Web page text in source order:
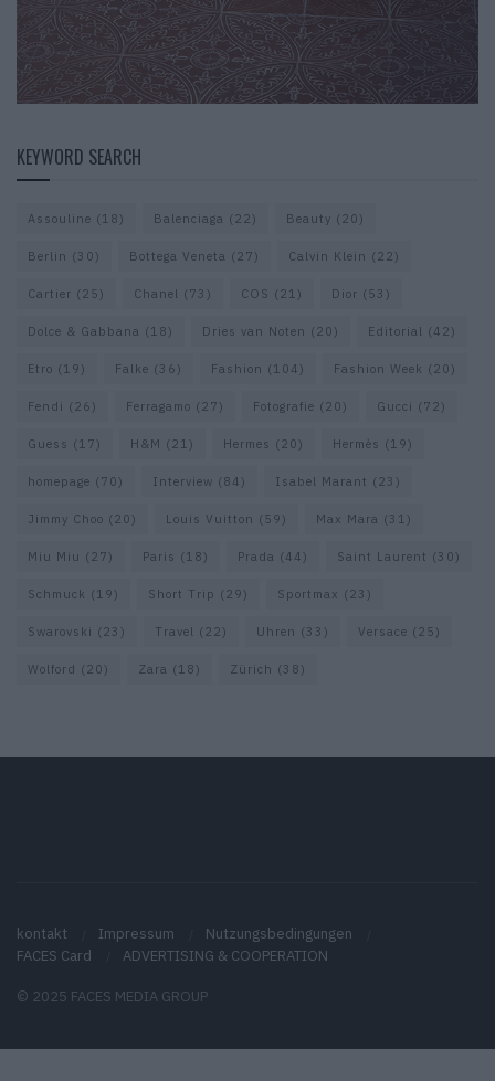
KEYWORD SEARCH
Assouline (18) Balenciaga (22) Beauty (20)
Berlin (30) Bottega Veneta (27) Calvin Klein (22)
Cartier (25) Chanel (73) COS (21) Dior (53)
Dolce & Gabbana (18) Dries van Noten (20) Editorial (42)
Etro (19) Falke (36) Fashion (104) Fashion Week (20)
Fendi (26) Ferragamo (27) Fotografie (20) Gucci (72)
Guess (17) H&M (21) Hermes (20) Hermès (19)
homepage (70) Interview (84) Isabel Marant (23)
Jimmy Choo (20) Louis Vuitton (59) Max Mara (31)
Miu Miu (27) Paris (18) Prada (44) Saint Laurent (30)
Schmuck (19) Short Trip (29) Sportmax (23)
Swarovski (23) Travel (22) Uhren (33) Versace (25)
Wolford (20) Zara (18) Zürich (38)
kontakt Impressum
Nutzungsbedingungen
FACES Card
ADVERTISING & COOPERATION
© 2025 FACES MEDIA GROUP